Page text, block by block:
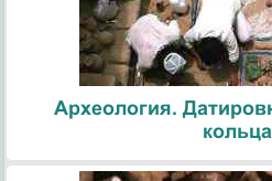
Археология.